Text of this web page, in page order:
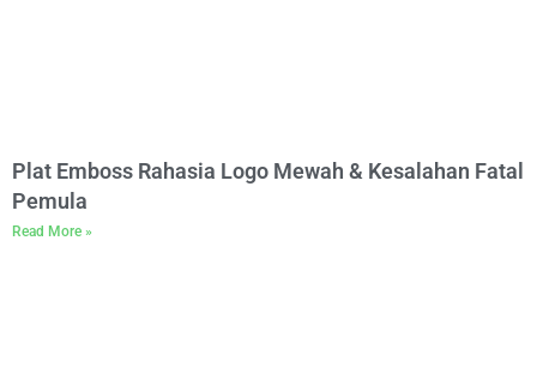
Plat Emboss Rahasia Logo Mewah & Kesalahan Fatal
Pemula
Read More »